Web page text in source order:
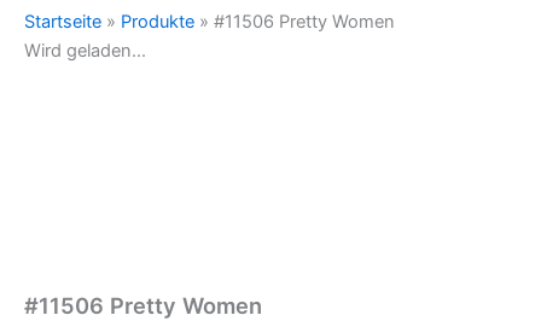
Startseite » Produkte » #11506 Pretty Women
Wird geladen...
#11506 Pretty Women